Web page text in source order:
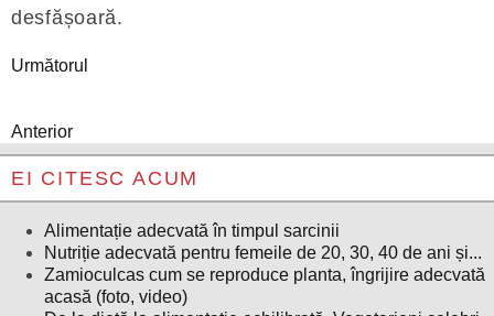
desfășoară.
Următorul
Anterior
EI CITESC ACUM
Alimentație adecvată în timpul sarcinii
Nutriție adecvată pentru femeile de 20, 30, 40 de ani și...
Zamioculcas cum se reproduce planta, îngrijire adecvată
acasă (foto, video)